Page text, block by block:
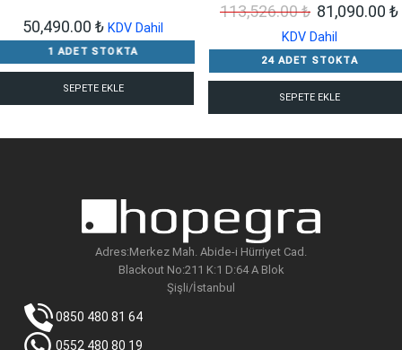
50,490.00 ₺ KDV Dahil
1 ADET STOKTA
SEPETE EKLE
113,526.00₺ Orijinal
fiyat:
113,526.00
81,090.00 ₺
KDV Dahil
24 ADET STOKTA
SEPETE EKLE
Adres:Merkez Mah. Abide-i Hürriyet Cad.
Blackout No:211 K:1 D:64 A Blok
Şişli/İstanbul
0850 480 81 64
0552 480 80 19